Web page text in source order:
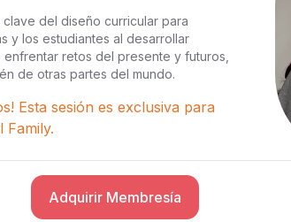
del diseño curricular para
y los estudiantes al desarrollar
retos del presente y futuros,
de otras partes del mundo.
Esta sesión es exclusiva para
Family.
Adquirir Membresía